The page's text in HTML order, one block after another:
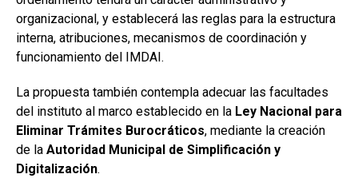
organizacional, y establecerá las reglas para la estructura
interna, atribuciones, mecanismos de coordinación y
funcionamiento del IMDAI.
La propuesta también contempla adecuar las facultades
del instituto al marco establecido en la Ley Nacional para
Eliminar Trámites Burocráticos, mediante la creación
de la Autoridad Municipal de Simplificación y
Digitalización.